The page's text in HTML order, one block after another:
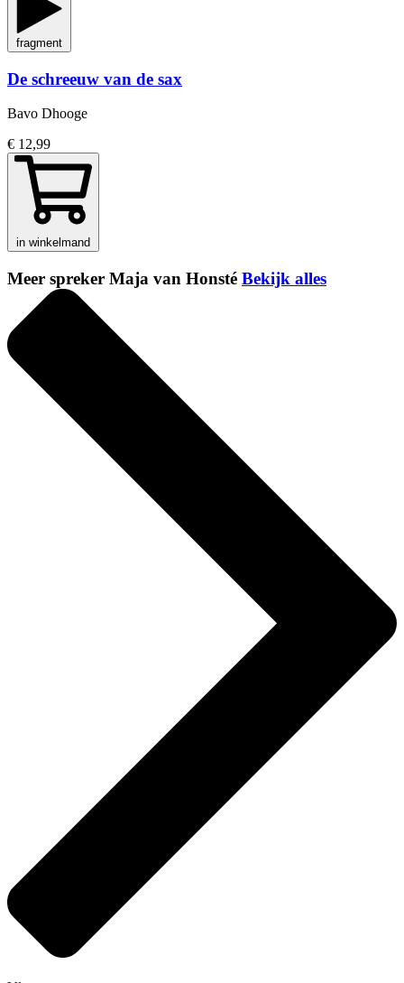
fragment
De schreeuw van de sax
Bavo Dhooge
€ 12,99
in winkelmand
Meer spreker Maja van Honsté Bekijk alles